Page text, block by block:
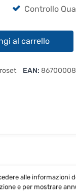
alle informazioni
e per mostrare
Controllo
al carrello
EAN:
che